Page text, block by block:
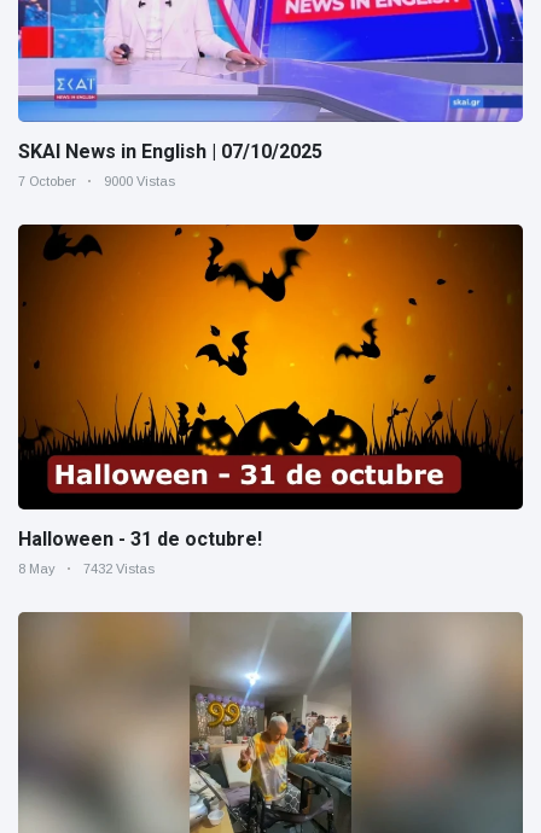
SKAI News in English | 07/10/2025
7 October 9000 Vistas
Halloween - 31 de octubre!
8 May 7432 Vistas